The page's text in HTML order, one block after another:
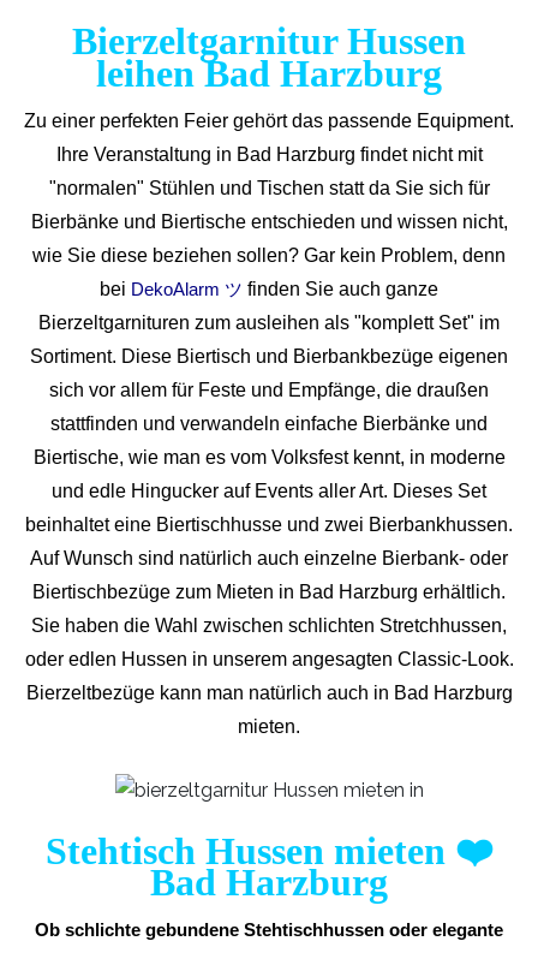
Bierzeltgarnitur Hussen
leihen Bad Harzburg
Zu einer perfekten Feier gehört das passende Equipment.
Ihre Veranstaltung in Bad Harzburg findet nicht mit
"normalen" Stühlen und Tischen statt da Sie sich für
Bierbänke und Biertische entschieden und wissen nicht,
wie Sie diese beziehen sollen? Gar kein Problem, denn
bei DekoAlarm ツ finden Sie auch ganze
Bierzeltgarnituren zum ausleihen als "komplett Set" im
Sortiment. Diese Biertisch und Bierbankbezüge eigenen
sich vor allem für Feste und Empfänge, die draußen
stattfinden und verwandeln einfache Bierbänke und
Biertische, wie man es vom Volksfest kennt, in moderne
und edle Hingucker auf Events aller Art. Dieses Set
beinhaltet eine Biertischhusse und zwei Bierbankhussen.
Auf Wunsch sind natürlich auch einzelne Bierbank- oder
Biertischbezüge zum Mieten in Bad Harzburg erhältlich.
Sie haben die Wahl zwischen schlichten Stretchhussen,
oder edlen Hussen in unserem angesagten Classic-Look.
Bierzeltbezüge kann man natürlich auch in Bad Harzburg
mieten.
Stehtisch Hussen mieten ❤️
Bad Harzburg
Ob schlichte gebundene Stehtischhussen oder elegante